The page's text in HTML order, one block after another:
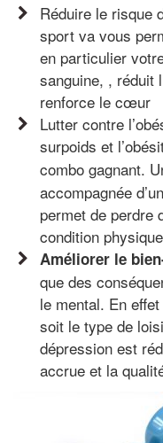
Réduire le risque
sport va vous
en particulier
sanguine, , réduit
renforce le cœur
Lutter contre
surpoids et
combo gagnant.
accompagnée
permet de perdre
condition physique
Améliorer le
que des
le mental. En
soit le type de
dépression est
accrue et la